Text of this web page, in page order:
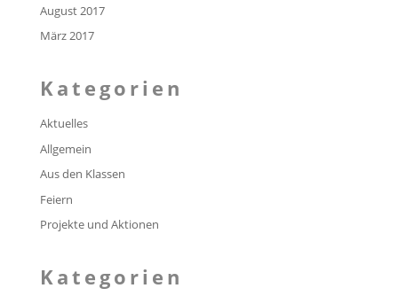
August 2017
März 2017
Kategorien
Aktuelles
Allgemein
Aus den Klassen
Feiern
Projekte und Aktionen
Kategorien